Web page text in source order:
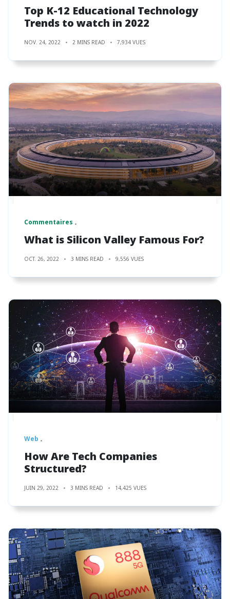
Top K-12 Educational Technology
Trends to watch in 2022
NOV. 24, 2022 2 MINS READ 7,934 VUES
Commentaires
What is Silicon Valley Famous For?
OCT. 26, 2022 3 MINS READ 9,556 VUES
Web
How Are Tech Companies
Structured?
JUIN 29, 2022 3 MINS READ 14,425 VUES